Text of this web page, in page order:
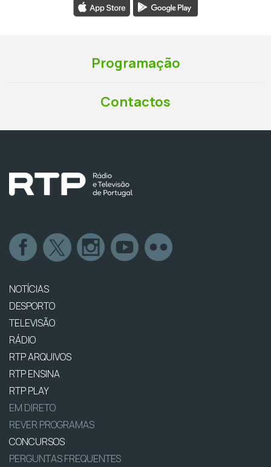
Programação
Contactos
NOTÍCIAS
DESPORTO
TELEVISÃO
RÁDIO
RTP ARQUIVOS
RTP ENSINA
RTP PLAY
EM DIRETO
REVER PROGRAMAS
CONCURSOS
PERGUNTAS FREQUENTES